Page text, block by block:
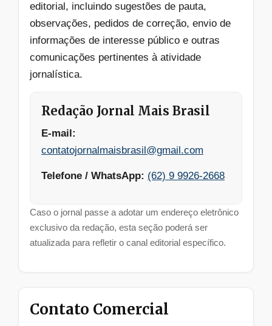
editorial, incluindo sugestões de pauta,
observações, pedidos de correção, envio de
informações de interesse público e outras
comunicações pertinentes à atividade
jornalística.
Redação Jornal Mais Brasil
E-mail:
contatojornalmaisbrasil@gmail.com
Telefone / WhatsApp: (62) 9 9926-2668
Caso o jornal passe a adotar um endereço eletrônico
exclusivo da redação, esta seção poderá ser
atualizada para refletir o canal editorial específico.
Contato Comercial